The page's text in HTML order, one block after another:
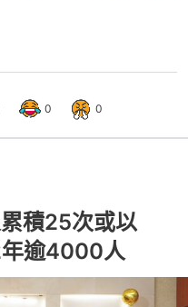
0 0
積25次或以
逾4000人